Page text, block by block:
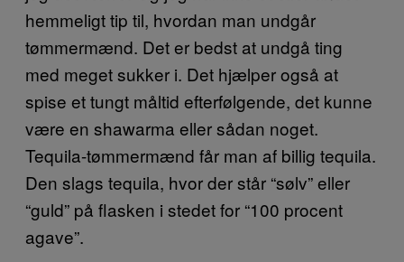
hemmeligt tip til, hvordan man undgår
tømmermænd. Det er bedst at undgå ting
med meget sukker i. Det hjælper også at
spise et tungt måltid efterfølgende, det kunne
være en shawarma eller sådan noget.
Tequila-tømmermænd får man af billig tequila.
Den slags tequila, hvor der står “sølv” eller
“guld” på flasken i stedet for “100 procent
agave”.